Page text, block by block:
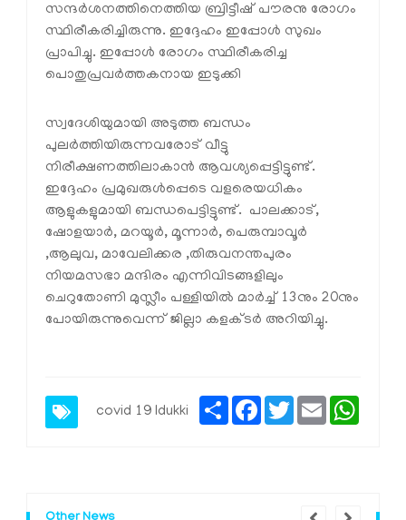
സന്ദര്‍ശനത്തിനെത്തിയ ബ്രിട്ടീഷ് പൗരനു രോഗം
സ്ഥിരീകരിച്ചിരുന്നു. ഇദ്ദേഹം ഇപ്പോള്‍ സുഖം
പ്രാപിച്ചു. ഇപ്പോള്‍ രോഗം സ്ഥിരീകരിച്ച
പൊതുപ്രവര്‍ത്തകനായ ഇടുക്കി
സ്വദേശിയുമായി അടുത്ത ബന്ധം
പുലര്‍ത്തിയിരുന്നവരോട് വീട്ടു
നിരീക്ഷണത്തിലാകാന്‍ ആവശ്യപ്പെട്ടിട്ടുണ്ട്.
ഇദ്ദേഹം പ്രമുഖരുള്‍പ്പെടെ വളരെയധികം
ആളുകളുമായി ബന്ധപെട്ടിട്ടുണ്ട്. പാലക്കാട്,
ഷോളയാര്‍, മറയൂര്‍, മൂന്നാര്‍, പെരുമ്പാവൂര്‍
,ആലുവ, മാവേലിക്കര ,തിരുവനന്തപുരം
നിയമസഭാ മന്ദിരം എന്നിവിടങ്ങളിലും
ചെറുതോണി മുസ്ലീം പള്ളിയില്‍ മാര്‍ച്ച് 13നും 20നും
പോയിരുന്നുവെന്ന് ജില്ലാ കളക്ടര്‍ അറിയിച്ചു.
covid 19 Idukki
ShareFacebook
TwitterEmail